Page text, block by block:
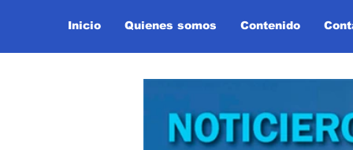
Inicio Quienes somos Contenido